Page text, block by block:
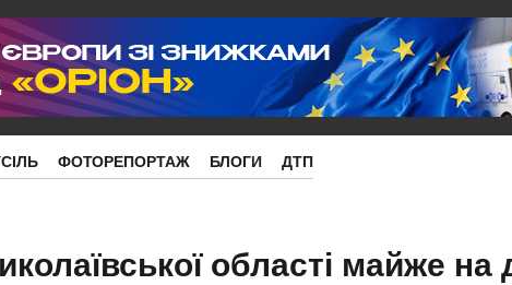
ФОТОРЕПОРТАЖ БЛОГИ ДТП
області майже на